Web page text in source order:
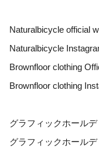
Naturalbicycle official
Naturalbicycle
Brownfloor clothing
Brownfloor clothing
グラフィックホール
グラフィックホール